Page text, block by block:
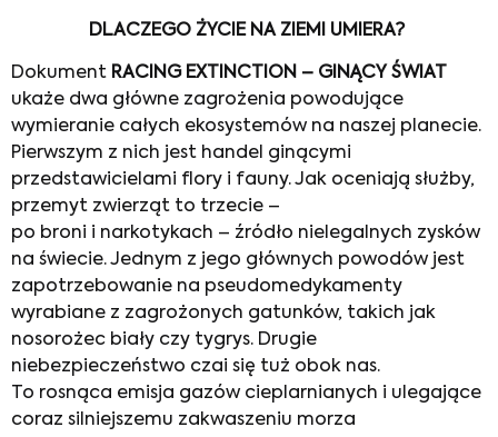
DLACZEGO ŻYCIE NA ZIEMI UMIERA?
Dokument RACING EXTINCTION – GINĄCY ŚWIAT
ukaże dwa główne zagrożenia powodujące
wymieranie całych ekosystemów na naszej planecie.
Pierwszym z nich jest handel ginącymi
przedstawicielami flory i fauny. Jak oceniają służby,
przemyt zwierząt to trzecie –
po broni i narkotykach – źródło nielegalnych zysków
na świecie. Jednym z jego głównych powodów jest
zapotrzebowanie na pseudomedykamenty
wyrabiane z zagrożonych gatunków, takich jak
nosorożec biały czy tygrys. Drugie
niebezpieczeństwo czai się tuż obok nas.
To rosnąca emisja gazów cieplarnianych i ulegające
coraz silniejszemu zakwaszeniu morza